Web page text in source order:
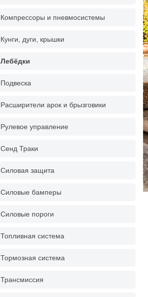
Компрессоры и пневмосистемы
Кунги, дуги, крышки
Лебёдки
Подвеска
Расширители арок и брызговики
Рулевое управление
Сенд Траки
Силовая защита
Силовые бамперы
Силовые пороги
Топливная система
Тормозная система
Трансмиссия